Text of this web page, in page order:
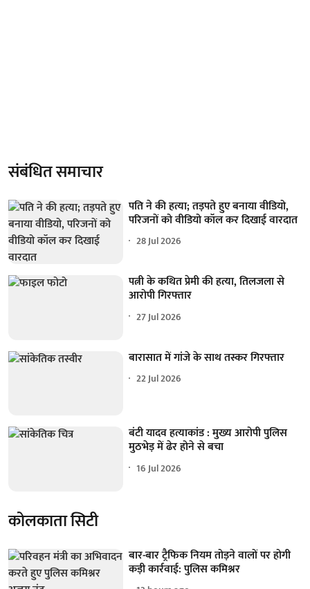
संबंधित समाचार
पति ने की हत्या; तड़पते हुए बनाया वीडियो,
परिजनों को वीडियो कॉल कर दिखाई वारदात
28 Jul 2026
पत्नी के कथित प्रेमी की हत्या, तिलजला से
आरोपी गिरफ्तार
27 Jul 2026
बारासात में गांजे के साथ तस्कर गिरफ्तार
22 Jul 2026
बंटी यादव हत्याकांड : मुख्य आरोपी पुलिस
मुठभेड़ में ढेर होने से बचा
16 Jul 2026
कोलकाता सिटी
बार-बार ट्रैफिक नियम तोड़ने वालों पर होगी
कड़ी कार्रवाई: पुलिस कमिश्नर